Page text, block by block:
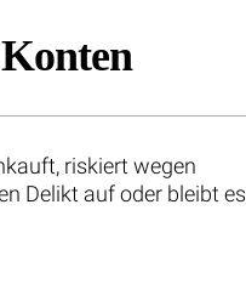
riskiert wegen
Delikt auf oder bleibt es